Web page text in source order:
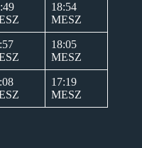
18:54
MESZ
18:05
MESZ
17:19
MESZ